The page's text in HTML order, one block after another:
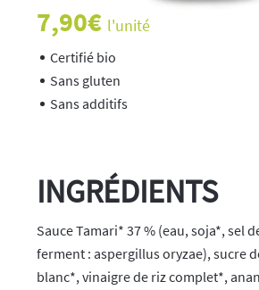
7,90€ l'unité
Certifié bio
Sans gluten
Sans additifs
INGRÉDIENTS
Sauce Tamari* 37 % (eau, soja*, sel
ferment : aspergillus oryzae), sucre
blanc*, vinaigre de riz complet*,